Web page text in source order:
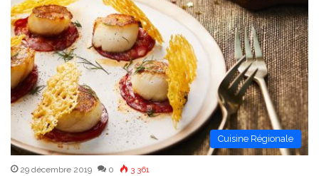
Cuisine Régionale
29 décembre 2019 0 3 361